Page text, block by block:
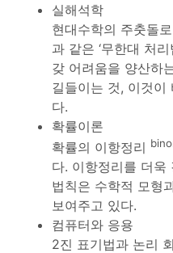
실해석학
현대수학의 주춧돌
과 같은 ‘무한대 처
갖 어려움을 양산하
길들이는 것, 이것이
다.
확률이론
확률의 이항정리
다. 이항정리를 더욱
법칙은 수학적 모형
보여주고 있다.
컴퓨터와 응용
2진 표기법과 논리